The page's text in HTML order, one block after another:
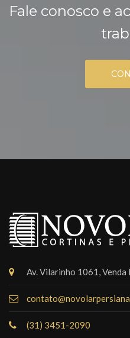
Fale conosco e
Av. Vilarinho 1061,
(31) 3451-2090